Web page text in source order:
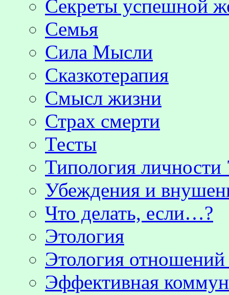
Секреты успешной
Семья
Сила Мысли
Сказкотерапия
Смысл жизни
Страх смерти
Тесты
Типология личности
Убеждения и
Что делать, если…?
Этология
Этология
Эффективная